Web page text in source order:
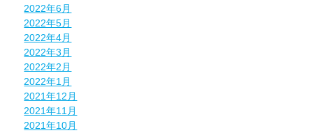
2022年6月
2022年5月
2022年4月
2022年3月
2022年2月
2022年1月
2021年12月
2021年11月
2021年10月